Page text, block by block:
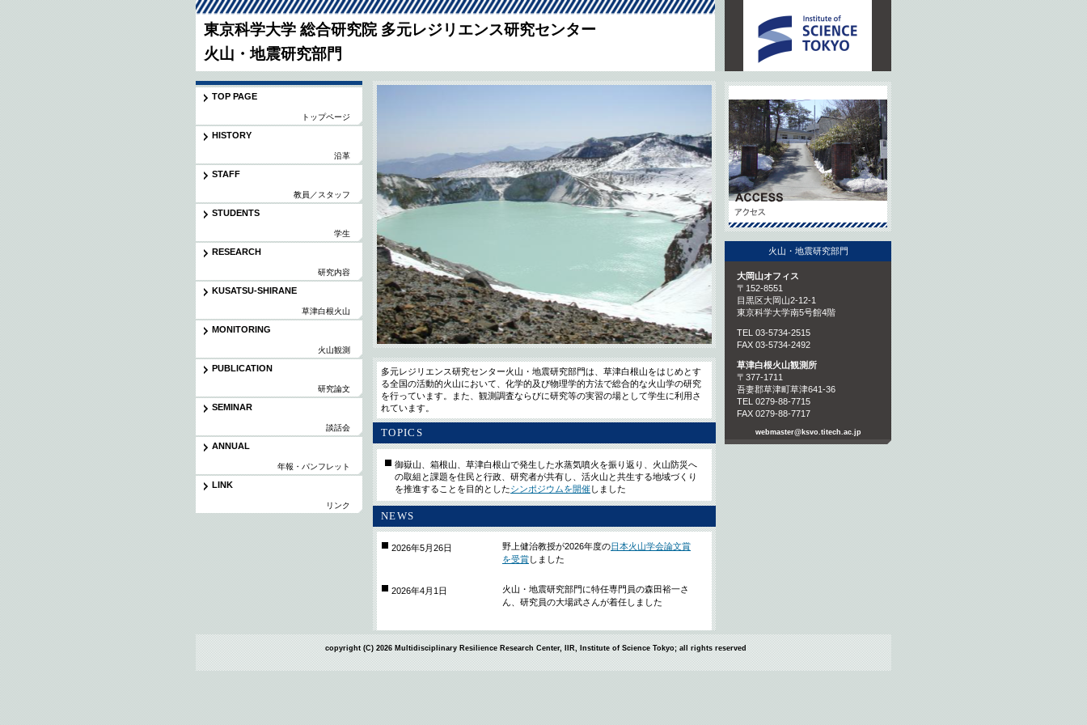
東京科学大学 総合研究院 多元レジリエンス研究センター
火山・地震研究部門
多元レジリエンス研究センター火山・地震研究部門は、草津白根山をはじめとす
る全国の活動的火山において、化学的及び物理学的方法で総合的な火山学の研究
を行っています。また、観測調査ならびに研究等の実習の場として学生に利用さ
れています。
TOPICS
御嶽山、箱根山、草津白根山で発生した水蒸気噴火を振り返り、火山防災へ
の取組と課題を住民と行政、研究者が共有し、活火山と共生する地域づくり
を推進することを目的としたシンポジウムを開催しました
NEWS
2026年5月26日 野上健治教授が2026年度の日本火山学会論文賞
を受賞しました
2026年4月1日
火山・地震研究部門に特任専門員の森田裕一さ
ん、研究員の大場武さんが着任しました
トップページ
TOP PAGE
沿革
HISTORY
教員／スタッフ
STAFF
学生
STUDENTS
研究内容
RESEARCH
草津白根火山
KUSATSU-SHIRANE
火山観測
MONITORING
研究論文
PUBLICATION
談話会
SEMINAR
年報・パンフレット
ANNUAL
リンク
LINK
火山・地震研究部門
大岡山オフィス
〒152-8551
目黒区大岡山2-12-1
東京科学大学南5号館4階
TEL 03-5734-2515
FAX 03-5734-2492
草津白根火山観測所
〒377-1711
吾妻郡草津町草津641-36
TEL 0279-88-7715
FAX 0279-88-7717
webmaster@ksvo.titech.ac.jp
copyright (C) 2026 Multidisciplinary Resilience Research Center, IIR, Institute of Science Tokyo; all rights reserved